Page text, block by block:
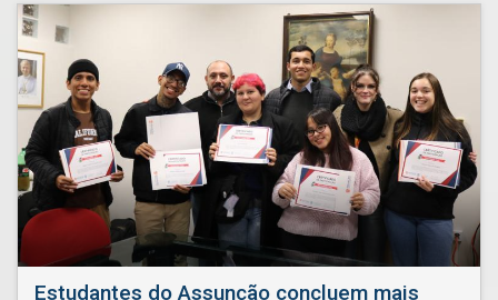
Estudantes do Assunção concluem mais